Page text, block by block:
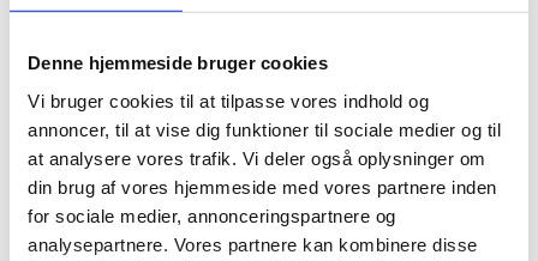
Denne hjemmeside bruger cookies
Vi bruger cookies til at tilpasse vores indhold og
annoncer, til at vise dig funktioner til sociale medier og til
at analysere vores trafik. Vi deler også oplysninger om
din brug af vores hjemmeside med vores partnere inden
for sociale medier, annonceringspartnere og
analysepartnere. Vores partnere kan kombinere disse
Heli fleksibel
DKK 10.00
DKK 12.50 inc. VAT
Request this product
Algol telefonstativ
af genvundet plast
bambusdetaljer
From DKK 11.00
DKK 13.75 inc. VAT
Request this product